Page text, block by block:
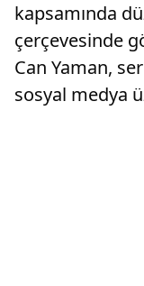
kapsamında
çerçevesinde
Can Yaman,
sosyal medya